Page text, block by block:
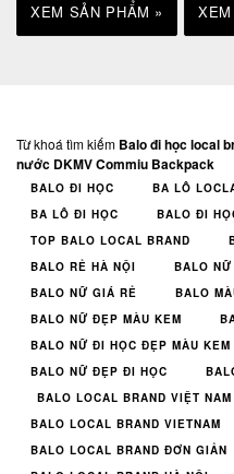
XEM SẢN PHẨM »
Từ khoá tìm kiếm Balo đi học local
nước DKMV Commiu Backpack
BALO ĐI HỌC
BA LÔ
BA LÔ ĐI HỌC
BALO ĐI
TOP BALO LOCAL BRAND
BALO RẺ HÀ NỘI
BALO
BALO NỮ GIÁ RẺ
BALO
BALO NỮ ĐẸP MÀU KEM
BALO NỮ ĐI HỌC ĐẸP MÀU KEM
BALO NỮ ĐẸP ĐI HỌC
BALO LOCAL BRAND VIỆT NAM
BALO LOCAL BRAND VIETNAM
BALO LOCAL BRAND ĐƠN GIẢN